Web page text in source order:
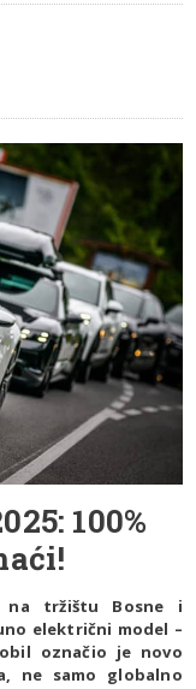
100%
tržištu Bosne i
električni model –
označio je novo
ne samo globalno